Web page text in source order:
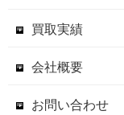
買取実績
会社概要
お問い合わせ